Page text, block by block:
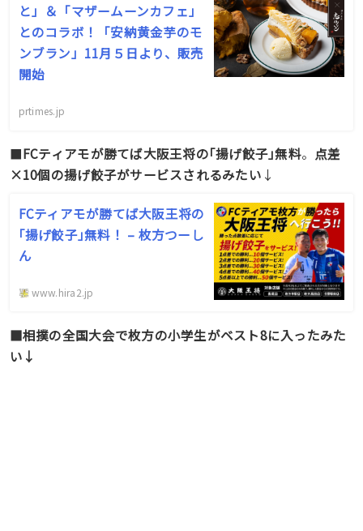
と」＆「マザームーンカフェ」
とのコラボ！「安納黄金芋のモ
ンブラン」11月５日より、販売
開始
prtimes.jp
■FCティアモが勝てば大阪王将の｢揚げ餃子｣無料。 点差
×10個の揚げ餃子がサービスされるみたい ↓
FCティアモが勝てば大阪王将の
｢揚げ餃子｣無料！ – 枚方つーし
ん
www.hira2.jp
■相撲の全国大会で枚方の小学生がベスト8に入ったみた
い↓